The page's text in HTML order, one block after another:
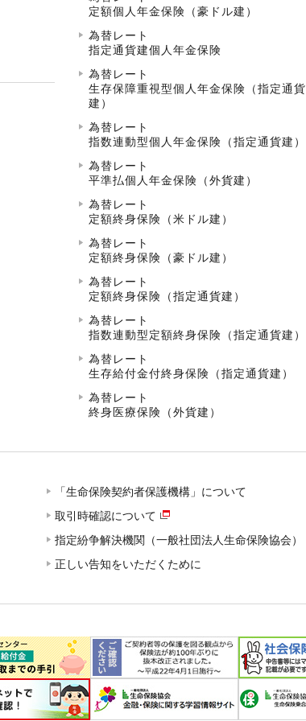
定額個人年金保険（豪ドル建）
為替レート
指定通貨建個人年金保険
為替レート
生存保障重視型個人年金保険（指定通貨
建）
為替レート
指数連動型個人年金保険（指定通貨建）
為替レート
平準払個人年金保険（外貨建）
為替レート
定額終身保険（米ドル建）
為替レート
定額終身保険（豪ドル建）
為替レート
定額終身保険（指定通貨建）
為替レート
指数連動型定額終身保険（指定通貨建）
為替レート
生存給付金付終身保険（指定通貨建）
為替レート
終身医療保険（外貨建）
「生命保険契約者保護機構」について
取引時確認について
指定紛争解決機関（一般社団法人生命保険協会）
正しい告知をいただくために